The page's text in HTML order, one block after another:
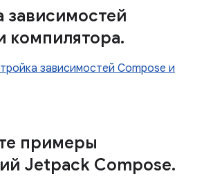
зависимостей
компилятора.
зависимостей Compose и
примеры
Jetpack Compose.